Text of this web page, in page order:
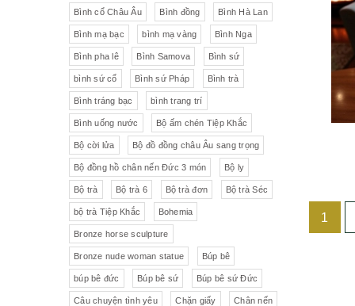
1
Đồ trang trí khác Đèn
Đồ sứ khác Tranh sơn dầu
Đồ sứ nhỏ Đôn bình
Âu sứ có nắp Gạt tàn
Ly pha lê Liễn cổ
Đồ sứ hồng Đồ sứ
Liễn sứ Đồng hồ quả lê
Đồng hồ Đèn chùm
Đèn chùm pha lê Tiệp
Liên Xô
Cộng hòa Séc- chợ đồ cổ Praha
pha lê Tiệp Đồ sứ Tiệp
Sứ Đức Italia, Germany
VebR- Đức Royal Schwabap
H&C - Séc Bohemia
Đức
Bavaria Nutrilon
Fonderie Bords de Seine
Bình cổ Châu Âu Bình đồng Bình Hà Lan
Bình mạ bạc bình mạ vàng Bình Nga
Bình pha lê Bình Samova Bình sứ
bình sứ cổ Bình sứ Pháp Bình trà
Bình tráng bạc bình trang trí
Bình uống nước Bộ ấm chén Tiệp Khắc
Bộ cời lửa Bộ đồ đồng châu Âu sang trọng
Bộ đồng hồ chân nến Đức 3 món Bộ ly
Bộ trà Bộ trà 6 Bộ trà đơn Bộ trà Séc
bộ trà Tiệp Khắc Bohemia
Bronze horse sculpture
Bronze nude woman statue Búp bê
búp bê đức Búp bê sứ Búp bê sứ Đức
Câu chuyện tình yêu Chặn giấy Chân nến